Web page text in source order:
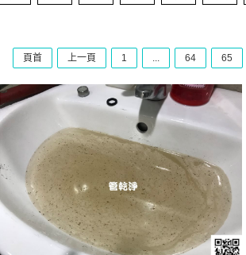
頁首 上一頁 1 ... 64 65